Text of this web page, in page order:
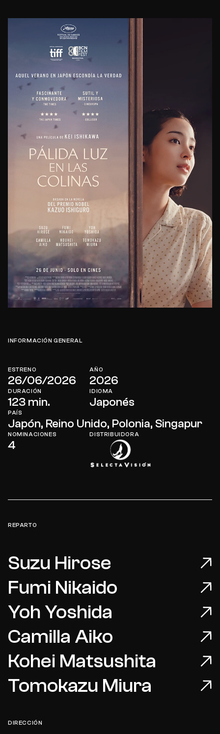
INFORMACIÓN GENERAL
ESTRENO
26/06/2026
AÑO
2026
DURACIÓN
123 min.
IDIOMA
Japonés
PAÍS
Japón, Reino Unido, Polonia, Singapur
NOMINACIONES
4
DISTRIBUIDORA
REPARTO
Suzu Hirose
Fumi Nikaido
Yoh Yoshida
Camilla Aiko
Kohei Matsushita
Tomokazu Miura
DIRECCIÓN